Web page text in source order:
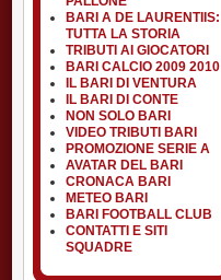
BARI A DE LAURENTIIS:
TUTTA LA STORIA
TRIBUTI AI GIOCATORI
BARI CALCIO 2009 2010
IL BARI DI VENTURA
IL BARI DI CONTE
NON SOLO BARI
VIDEO TRIBUTI BARI
PROMOZIONE SERIE A
AVATAR DEL BARI
CRONACA BARI
METEO BARI
BARI FOOTBALL CLUB
CONTATTI E SITI
SQUADRE